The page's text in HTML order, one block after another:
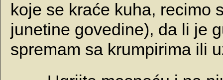
koje se kraće kuha, recimo
junetine govedine), da li je
spremam sa krumpirima ili